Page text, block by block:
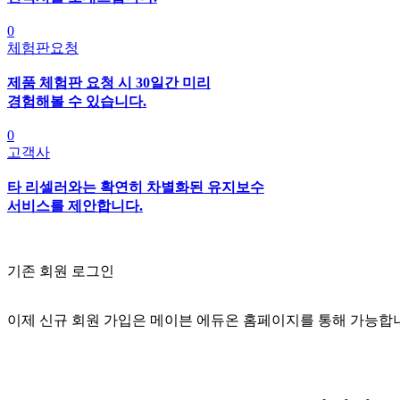
0
체험판요청
제품 체험판 요청 시 30일간 미리
경험해볼 수 있습니다.
0
고객사
타 리셀러와는 확연히 차별화된 유지보수
서비스를 제안합니다.
기존 회원 로그인
이제 신규 회원 가입은 메이븐 에듀온 홈페이지를 통해 가능합